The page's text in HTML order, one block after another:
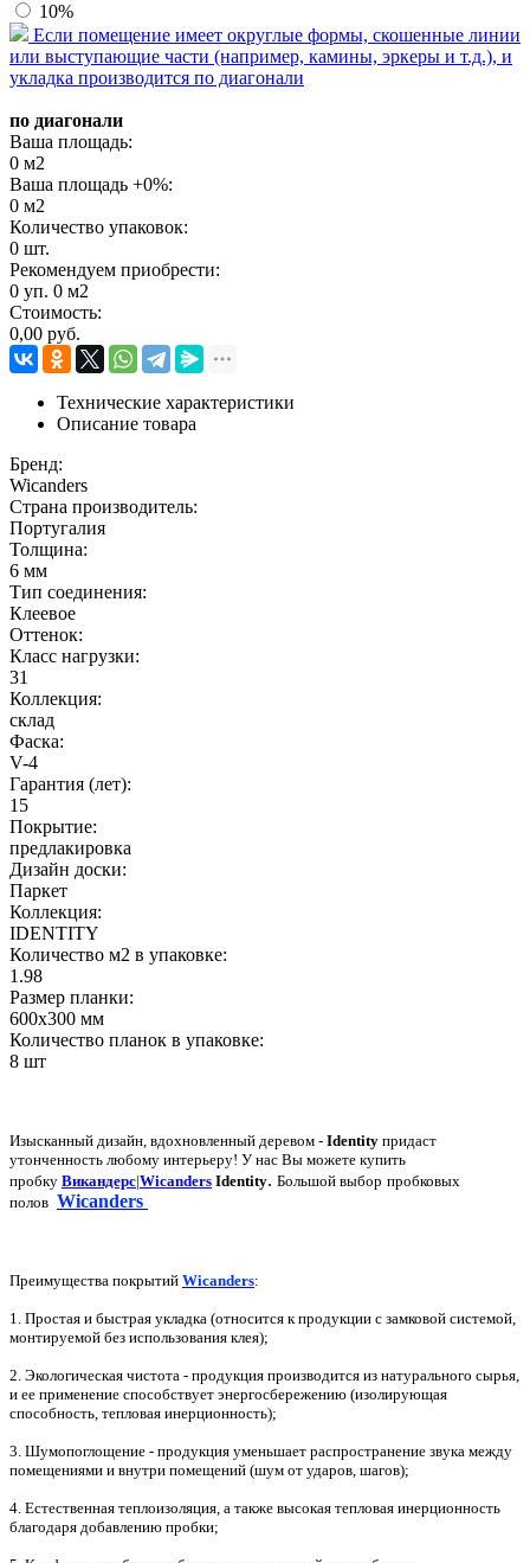
10%
Если помещение имеет округлые формы, скошенные линии
или выступающие части (например, камины, эркеры и т.д.), и
укладка производится по диагонали
по диагонали
Ваша площадь:
0 м2
Ваша площадь +0%:
0 м2
Количество упаковок:
0 шт.
Рекомендуем приобрести:
0 уп. 0 м2
Стоимость:
0,00 руб.
Технические характеристики
Описание товара
Бренд:
Wicanders
Страна производитель:
Португалия
Толщина:
6 мм
Тип соединения:
Клеевое
Оттенок:
Класс нагрузки:
31
Коллекция:
склад
Фаска:
V-4
Гарантия (лет):
15
Покрытие:
предлакировка
Дизайн доски:
Паркет
Коллекция:
IDENTITY
Количество м2 в упаковке:
1.98
Размер планки:
600x300 мм
Количество планок в упаковке:
8 шт
Изысканный дизайн, вдохновленный деревом - Identity придаст
утонченность любому интерьеру! У нас Вы можете купить
пробку Викандерс|Wicanders Identity. Большой выбор пробковых
полов Wicanders
Преимущества покрытий Wicanders:
1. Простая и быстрая укладка (относится к продукции с замковой системой,
монтируемой без использования клея);
2. Экологическая чистота - продукция производится из натурального сырья,
и ее применение способствует энергосбережению (изолирующая
способность, тепловая инерционность);
3. Шумопоглощение - продукция уменьшает распространение звука между
помещениями и внутри помещений (шум от ударов, шагов);
4. Естественная теплоизоляция, а также высокая тепловая инерционность
благодаря добавлению пробки;